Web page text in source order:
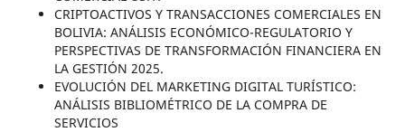
CRIPTOACTIVOS Y TRANSACCIONES COMERCIALES EN
BOLIVIA: ANÁLISIS ECONÓMICO-REGULATORIO Y
PERSPECTIVAS DE TRANSFORMACIÓN FINANCIERA EN
LA GESTIÓN 2025.
EVOLUCIÓN DEL MARKETING DIGITAL TURÍSTICO:
ANÁLISIS BIBLIOMÉTRICO DE LA COMPRA DE
SERVICIOS